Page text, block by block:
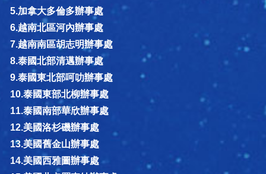
5.加拿大多倫多辦事處
6.越南北區河內辦事處
7.越南南區胡志明辦事處
8.泰國北部清邁辦事處
9.泰國東北部呵叻辦事處
10.泰國東部北柳辦事處
11.泰國南部華欣辦事處
12.美國洛杉磯辦事處
13.美國舊金山辦事處
14.美國西雅圖辦事處